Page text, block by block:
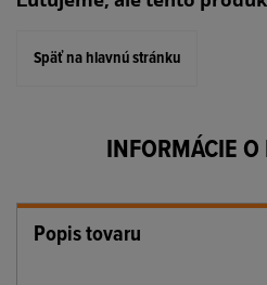
Späť na hlavnú stránku
INFORMÁCIE
Popis tovaru